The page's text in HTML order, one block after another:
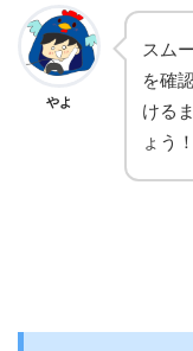
やよ
スム
を確
ける
ょう！